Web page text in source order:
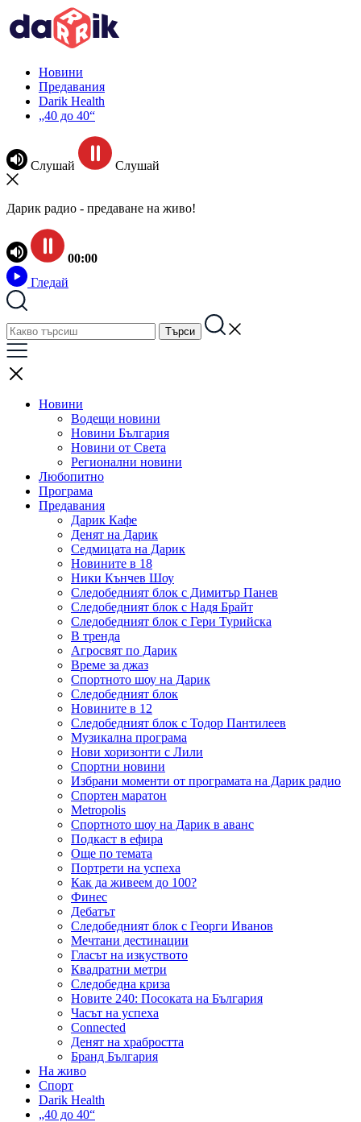
Новини
Предавания
Darik Health
„40 до 40“
Слушай Слушай
Дарик радио - предаване на живо!
00:00
Гледай
Новини
Водещи новини
Новини България
Новини от Света
Регионални новини
Любопитно
Програма
Предавания
Дарик Кафе
Денят на Дарик
Седмицата на Дарик
Новините в 18
Ники Кънчев Шоу
Следобедният блок с Димитър Панев
Следобедният блок с Надя Брайт
Следобедният блок с Гери Турийска
В тренда
Агросвят по Дарик
Време за джаз
Спортното шоу на Дарик
Следобедният блок
Новините в 12
Следобедният блок с Тодор Пантилеев
Музикална програма
Нови хоризонти с Лили
Спортни новини
Избрани моменти от програмата на Дарик радио
Спортен маратон
Metropolis
Спортното шоу на Дарик в аванс
Подкаст в ефира
Още по темата
Портрети на успеха
Как да живеем до 100?
Финес
Дебатът
Следобедният блок с Георги Иванов
Мечтани дестинации
Гласът на изкуството
Квадратни метри
Следобедна криза
Новите 240: Посоката на България
Часът на успеха
Connected
Денят на храбростта
Бранд България
На живо
Спорт
Darik Health
„40 до 40“